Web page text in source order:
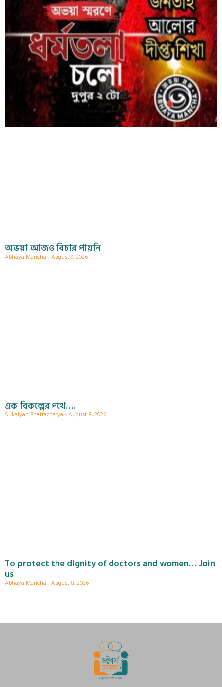
অভয়া আজও বিচার পায়নি
Abhaya Mancha August 9, 2026
এক বিকল্পের পথে….
Sukalyan Bhattacharya August 8, 2026
To protect the dignity of doctors and women… Join
us
Abhaya Mancha August 8, 2026